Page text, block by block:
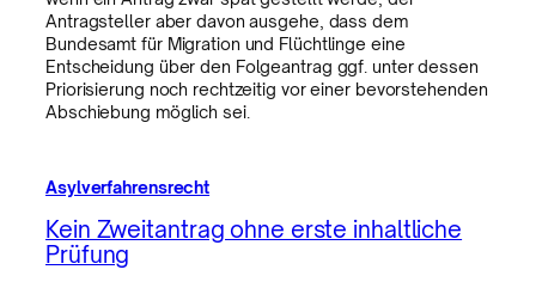
Antragsteller aber davon ausgehe, dass dem
Bundesamt für Migration und Flüchtlinge eine
Entscheidung über den Folgeantrag ggf. unter dessen
Priorisierung noch rechtzeitig vor einer bevorstehenden
Abschiebung möglich sei.
Asylverfahrensrecht
Kein Zweitantrag ohne erste inhaltliche
Prüfung